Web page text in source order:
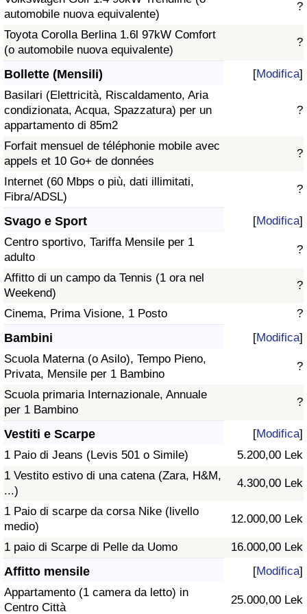
automobile nuova equivalente)
?
Toyota Corolla Berlina 1.6l 97kW Comfort
(o automobile nuova equivalente)
?
Bollette (Mensili) [Modifica]
Basilari (Elettricità, Riscaldamento, Aria
condizionata, Acqua, Spazzatura) per un
appartamento di 85m2
?
Forfait mensuel de téléphonie mobile avec
appels et 10 Go+ de données
?
Internet (60 Mbps o più, dati illimitati,
Fibra/ADSL)
?
Svago e Sport [Modifica]
Centro sportivo, Tariffa Mensile per 1
adulto
?
Affitto di un campo da Tennis (1 ora nel
Weekend)
?
Cinema, Prima Visione, 1 Posto ?
Bambini [Modifica]
Scuola Materna (o Asilo), Tempo Pieno,
Privata, Mensile per 1 Bambino
?
Scuola primaria Internazionale, Annuale
per 1 Bambino
?
Vestiti e Scarpe [Modifica]
1 Paio di Jeans (Levis 501 o Simile)
5.200,00 Lek
1 Vestito estivo di una catena (Zara, H&M,
...)
4.300,00 Lek
1 Paio di scarpe da corsa Nike (livello
medio)
12.000,00 Lek
1 paio di Scarpe di Pelle da Uomo 16.000,00 Lek
Affitto mensile [Modifica]
Appartamento (1 camera da letto) in
Centro Città
25.000,00 Lek